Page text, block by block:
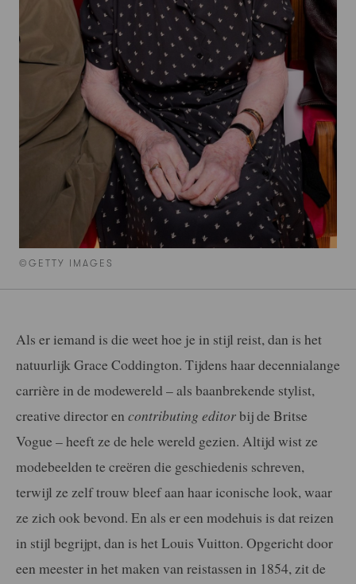
©GETTY IMAGES
Als er iemand is die weet hoe je in stijl reist, dan is het
natuurlijk Grace Coddington. Tijdens haar decennialange
carrière in de modewereld – als baanbrekende stylist,
creative director en contributing editorbij de Britse
Vogue – heeft ze de hele wereld gezien. Altijd wist ze
modebeelden te creëren die geschiedenis schreven,
terwijl ze zelf trouw bleef aan haar iconische look, waar
ze zich ook bevond. En als er een modehuis is dat reizen
in stijl begrijpt, dan is het Louis Vuitton. Opgericht door
een meester in het maken van reistassen in 1854, zit de